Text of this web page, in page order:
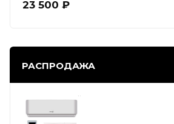
23 500 ₽
РАСПРОДАЖА